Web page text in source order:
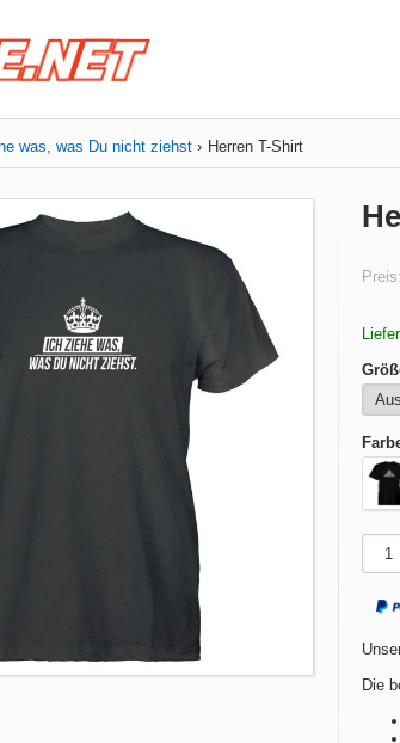
was, was Du nicht ziehst Herren T-Shirt
Preis:
Die